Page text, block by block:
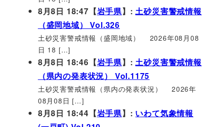
8月8日 18:47【岩手県】:土砂災害警戒情報
（盛岡地域） Vol.326
土砂災害警戒情報（盛岡地域） 2026年08月08
日 18 […]
8月8日 18:46【岩手県】:土砂災害警戒情報
（県内の発表状況） Vol.1175
土砂災害警戒情報（県内の発表状況） 2026年
08月08日 […]
8月8日 18:44【岩手県】: いわて気象情報